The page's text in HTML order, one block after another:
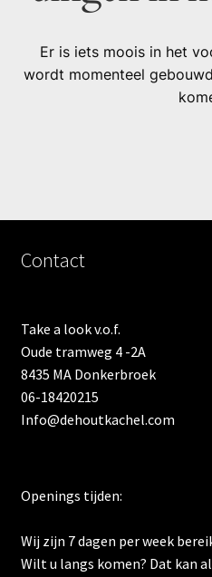
Er is iets moois in het
wordt momenteel
Contact
Take a look v.o.f.
Oude tramweg 4 -2A
8435 MA Donkerbroek
06-18420215
Info@dehoutkachel.com
Openings tijden:
Wij zijn 7 dagen per week
Wilt u langs komen? Dat kan